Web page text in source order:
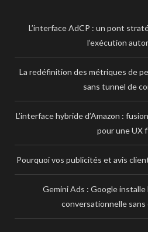
L’interface AdCP : un pont
l’exécution
La redéfinition des métriques de
sans tunnel de
L’interface hybride d’Amazon :
pour une UX
Pourquoi vos publicités et avis
Gemini Ads : Google installe
conversationnelle sans